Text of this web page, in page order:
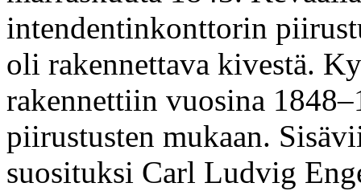
intendentinkonttorin
oli rakennettava kivestä.
rakennettiin vuosina
piirustusten mukaan.
suosituksi Carl Ludvig